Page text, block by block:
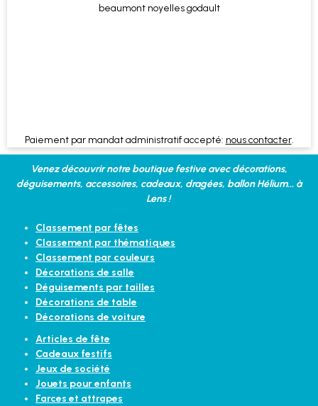
Paiement par mandat administratif accepté: nous contacter.
Venez découvrir notre boutique festive avec décorations,
déguisements, accessoires, cadeaux, dragées, ballon Hélium... à
Lens !
Classement par fêtes
Classement par thématiques
Classement par couleurs
Décorations de salle
Déguisements par tailles
Décorations de table
Décorations de voiture
Articles de fête
Cadeaux festifs
Jeux de société
Jouets pour enfants
Farces et attrapes